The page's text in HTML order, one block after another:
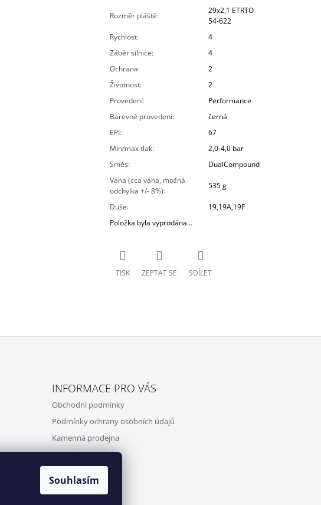
Souhlasím
Rozměr pláště:
29x2,1 ETRTO
54-622
Rychlost:
4
Záběr silnice:
4
Ochrana:
2
Životnost:
2
Provedení:
Performance
Barevné provedení:
černá
EPI:
67
Min/max tlak:
2,0-4,0 bar
Směs:
DualCompound
Váha (cca váha, možná
odchylka +/- 8%):
535 g
Duše:
19,19A,19F
Položka byla vyprodána…
TISK ZEPTAT SE SDÍLET
INFORMACE PRO VÁS
Obchodní podmínky
Podmínky ochrany osobních údajů
Kamenná prodejna
Kontakty